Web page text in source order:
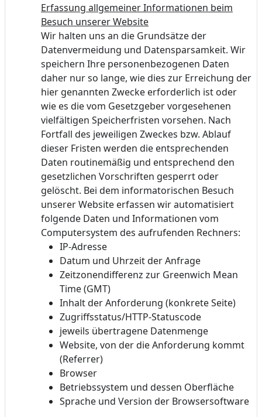
Erfassung allgemeiner Informationen beim
Besuch unserer Website
Wir halten uns an die Grundsätze der
Datenvermeidung und Datensparsamkeit. Wir
speichern Ihre personenbezogenen Daten
daher nur so lange, wie dies zur Erreichung der
hier genannten Zwecke erforderlich ist oder
wie es die vom Gesetzgeber vorgesehenen
vielfältigen Speicherfristen vorsehen. Nach
Fortfall des jeweiligen Zweckes bzw. Ablauf
dieser Fristen werden die entsprechenden
Daten routinemäßig und entsprechend den
gesetzlichen Vorschriften gesperrt oder
gelöscht. Bei dem informatorischen Besuch
unserer Website erfassen wir automatisiert
folgende Daten und Informationen vom
Computersystem des aufrufenden Rechners:
IP-Adresse
Datum und Uhrzeit der Anfrage
Zeitzonendifferenz zur Greenwich Mean
Time (GMT)
Inhalt der Anforderung (konkrete Seite)
Zugriffsstatus/HTTP-Statuscode
jeweils übertragene Datenmenge
Website, von der die Anforderung kommt
(Referrer)
Browser
Betriebssystem und dessen Oberfläche
Sprache und Version der Browsersoftware